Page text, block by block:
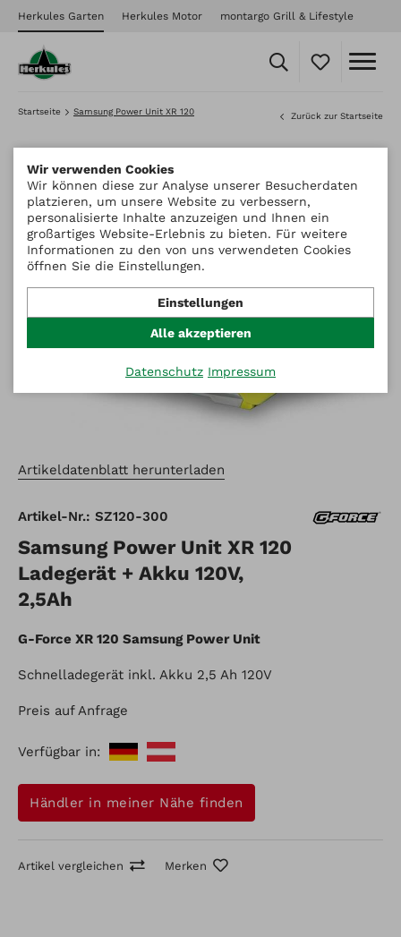
Herkules Garten Herkules Motor montargo Grill & Lifestyle
Startseite Samsung Power Unit XR 120 Zurück zur Startseite
Artikeldatenblatt herunterladen
Artikel-Nr.: SZ120-300
Samsung Power Unit XR 120
Ladegerät + Akku 120V,
2,5Ah
G-Force XR 120 Samsung Power Unit
Schnelladegerät inkl. Akku 2,5 Ah 120V
Preis auf Anfrage
Verfügbar in:
Händler in meiner Nähe finden
Artikel vergleichen Merken
Wir verwenden Cookies
Wir können diese zur Analyse unserer Besucherdaten
platzieren, um unsere Website zu verbessern,
personalisierte Inhalte anzuzeigen und Ihnen ein
großartiges Website-Erlebnis zu bieten. Für weitere
Informationen zu den von uns verwendeten Cookies
öffnen Sie die Einstellungen.
Einstellungen
Alle akzeptieren
Datenschutz Impressum